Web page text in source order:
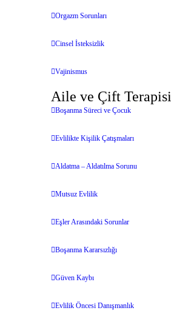
Orgazm Sorunları
Cinsel İsteksizlik
Vajinismus
Aile ve Çift Terapisi
Boşanma Süreci ve Çocuk
Evlilikte Kişilik Çatışmaları
Aldatma – Aldatılma Sorunu
Mutsuz Evlilik
Eşler Arasındaki Sorunlar
Boşanma Kararsızlığı
Güven Kaybı
Evlilik Öncesi Danışmanlık